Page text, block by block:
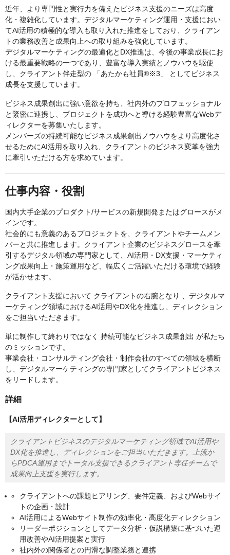
近年、より専門性と実行力を備えたビジネス支援のニーズは高度
化・複雑化しています。デジタルマーケティング運用・支援におい
てAI活用の積極的な導入も取り入れた推進をしており、クライアン
トの業務改善と成果向上への取り組みを強化しています。
デジタルマーケティングの最適化とDX推進は、今後の事業成長にお
ける最重要戦略の一つであり、豊富な導入実績とノウハウを駆使
し、クライアント伴走型の 「あたかも社員®※3」 としてビジネス
成長を支援しています。
ビジネス成果創出に強い意欲を持ち、社内外のプロフェッショナル
と緊密に連携し、プロジェクトを成功へと導ける経験豊富なWebデ
ィレクターを募集いたします。
メンバーズの持続可能なビジネス成果創出ノウハウをより高度化さ
せるためにAI活用を取り入れ、クライアントのビジネス変革を強力
に牽引いただける方を求めています。
仕事内容・役割
国内大手企業のプロダクト/サービスの新規開発またはグロースがメ
インです。
社会的にも意義のあるプロジェクトを、クライアントやチームメン
バーと共に推進します。クライアント企業のビジネスグロースを牽
引するデジタル領域の専門家として、AI活用・DX支援・マーケティ
ング成果向上・施策運用など、幅広くご活躍いただける環境で経験
が活かせます。
クライアント支援において クライアントの右腕となり 、デジタルマ
ーケティング領域におけるAI活用やDX化を推進し、ディレクション
をご担当いただきます。
単に制作して終わりではなく 持続可能なビジネス成果創出 が私たち
のミッションです。
事業会社・コンサルティング会社・制作会社のすべての領域を横断
し、デジタルマーケティングの専門家としてクライアントビジネス
をリードします。
詳細
【AI活用ディレクターとして】
クライアントビジネスのデジタルマーケティング領域でAI活用や
DX化を推進し、ディレクションをご担当いただきます。上流か
らPDCA運用までトータル支援できるクライアント専任チームで
成果向上支援を実行します。
クライアントへの課題ヒアリング、要件定義、およびWebサイ
トの企画・設計
AI活用によるWebサイト制作の効率化・高度化ディレクション
リーダーポジションとしてデータ分析・仮説構築に基づいた運
用改善やAI活用提案と実行
社内外の関係者との円滑な調整業務と連携